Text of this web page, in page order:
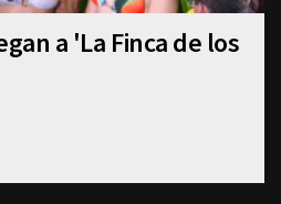
a 'La Finca de los